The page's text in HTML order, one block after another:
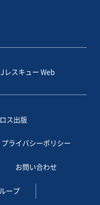
Jレスキュー Web
ス出版
プライバシーポリシー
お問い合わせ
ープ